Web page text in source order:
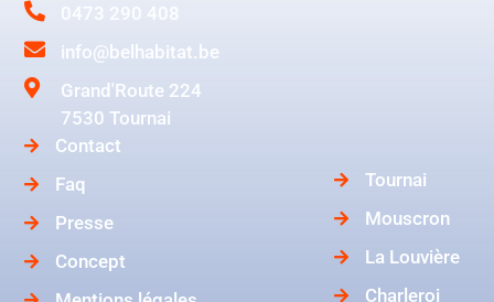
0473 290 408
info@belhabitat.be
Grand'Route 224
7530 Tournai
Tournai
Mouscron
La Louvière
Charleroi
Contact
Faq
Presse
Concept